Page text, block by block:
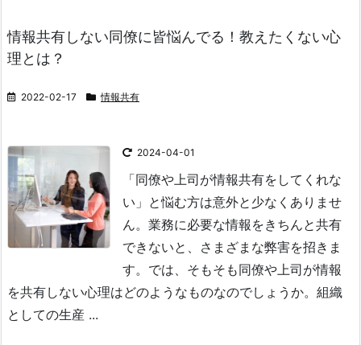
情報共有しない同僚に皆悩んでる！教えたくない心
理とは？
2022-02-17 情報共有
2024-04-01
「同僚や上司が情報共有をしてくれな
い」と悩む方は意外と少なくありませ
ん。業務に必要な情報をきちんと共有
できないと、さまざまな弊害を招きま
す。では、そもそも同僚や上司が情報
を共有しない心理はどのようなものなのでしょうか。組織
としての生産 ...